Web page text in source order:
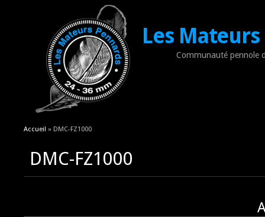
Les
Communauté pennole
Vous êtes ici
Accueil » DMC-FZ1000
DMC-FZ1000